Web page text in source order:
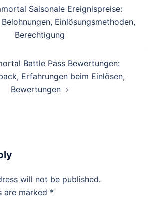
Saisonale Ereignispreise:
Einlösungsmethoden,
Berechtigung
Battle Pass Bewertungen:
Erfahrungen beim Einlösen,
Bewertungen
will not be published.
are marked *